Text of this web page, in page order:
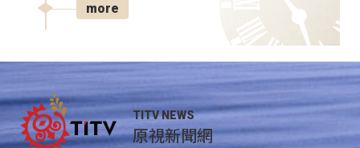
more
TITV NEWS
原視新聞網